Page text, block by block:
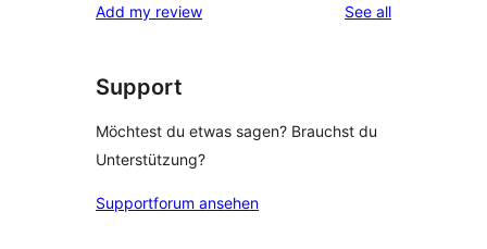
Add my review See allreviews
Support
Möchtest du etwas sagen? Brauchst du
Unterstützung?
Supportforum ansehen